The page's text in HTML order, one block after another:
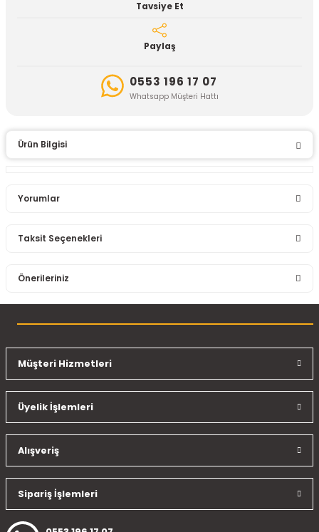
Tavsiye Et
Paylaş
0553 196 17 07
Whatsapp Müşteri Hattı
Ürün Bilgisi
Yorumlar
Taksit Seçenekleri
Önerileriniz
konularda yetersiz gördüğünüz noktaları öneri formunu
Ürün resmi kalitesiz, bozuk veya görüntülenemiyor.
Ürün açıklamasında eksik bilgiler bulunuyor.
Ürün fiyatı diğer sitelerden daha pahalı.
Bu ürüne benzer farklı alternatifler olmalı.
Müşteri Hizmetleri
Üyelik İşlemleri
Alışveriş
Sipariş İşlemleri